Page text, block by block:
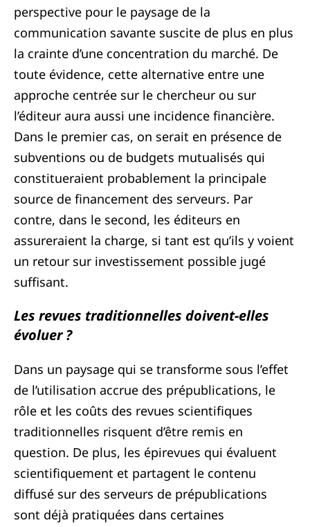
perspective pour le paysage de la
communication savante suscite de plus en plus
la crainte d’une concentration du marché. De
toute évidence, cette alternative entre une
approche centrée sur le chercheur ou sur
l’éditeur aura aussi une incidence financière.
Dans le premier cas, on serait en présence de
subventions ou de budgets mutualisés qui
constitueraient probablement la principale
source de financement des serveurs. Par
contre, dans le second, les éditeurs en
assureraient la charge, si tant est qu’ils y voient
un retour sur investissement possible jugé
suffisant.
Les revues traditionnelles doivent-elles
évoluer ?
Dans un paysage qui se transforme sous l’effet
de l’utilisation accrue des prépublications, le
rôle et les coûts des revues scientifiques
traditionnelles risquent d’être remis en
question. De plus, les épirevues qui évaluent
scientifiquement et partagent le contenu
diffusé sur des serveurs de prépublications
sont déjà pratiquées dans certaines